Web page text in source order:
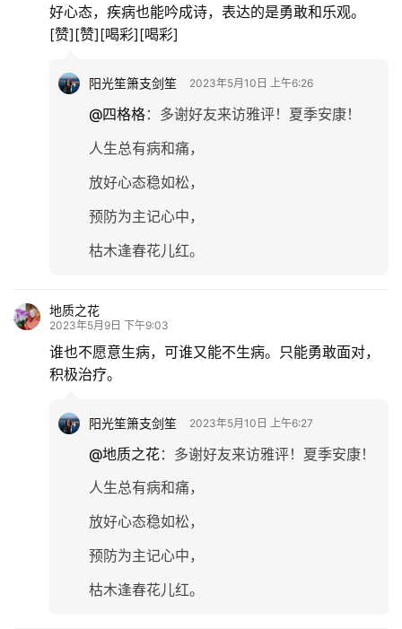
好心态，疾病也能吟成诗，表达的是勇敢和乐观。
[赞][赞][喝彩][喝彩]
阳光笙箫支剑笙 2023年5月10日 上午6:26
@四格格： 多谢好友来访雅评！夏季安康！
人生总有病和痛，
放好心态稳如松，
预防为主记心中，
枯木逢春花儿红。
地质之花
2023年5月9日 下午9:03
谁也不愿意生病，可谁又能不生病。只能勇敢面对，
积极治疗。
阳光笙箫支剑笙 2023年5月10日 上午6:27
@地质之花： 多谢好友来访雅评！夏季安康！
人生总有病和痛，
放好心态稳如松，
预防为主记心中，
枯木逢春花儿红。